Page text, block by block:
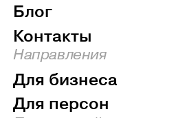
Блог
Контакты
Направления
Для бизнеса
Для персон